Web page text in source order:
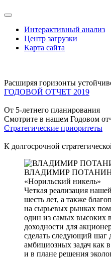
Интерактивный анализ
Центр загрузки
Карта сайта
Расширяя горизонты
ГОДОВОЙ ОТЧЕТ 2019
От 5-летнего планирования
Смотрите в нашем Годовом
Стратегические приоритеты
К долгосрочной
ВЛАДИМИР
«Норильский никель»
Четкая реализация
шесть лет, а также
на сырьевых рынках
один из самых высоких
доходности для
сделать следующий шаг
амбициозных задач как
и в плане решения